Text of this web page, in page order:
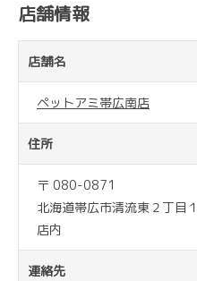
店舗情報
店舗名
ペットアミ帯広南店
住所
〒 080-0871
北海道帯広市清流東２丁
店内
連絡先